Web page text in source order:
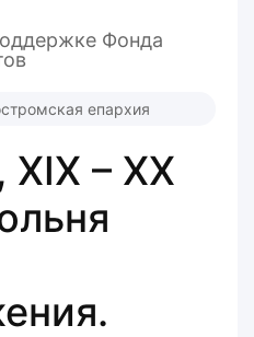
Фонда
епархия
– XX